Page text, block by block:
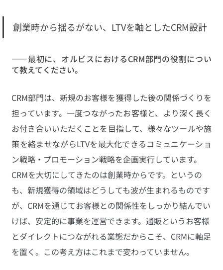
創業時から揺るがない、LTVを軸としたCRM設計
——最初に、オルビスにおけるCRM部門の役割につい
て教えてください。
CRM部門は、新規のお客様を獲得した後の関係づくりを
担っています。一度つながったお客様と、より深く長く
お付き合いいただくことを目指して、様々なツールや施
策を絡ませながらLTVを最大化できるコミュニケーショ
ン戦略・プロモーション戦略を企画実行しています。
CRMを大切にしてきたのは創業時からです。というの
も、新規獲得の領域はどうしても波が生まれるものです
が、CRMを通じてお客様との関係性をしっかり結んでい
けば、安定的に事業を運営できます。通販というお客様
とダイレクトにつながれる業態だからこそ、CRMに軸足
を置く。この考え方はこれまで変わっていません。